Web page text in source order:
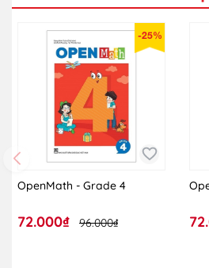
-25%
OpenMath - Grade 4
72.000₫ 96.000₫